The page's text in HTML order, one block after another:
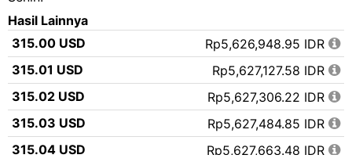
Hasil Lainnya
315.00 USD
Rp5,626,948.95 IDR
315.01 USD
Rp5,627,127.58 IDR
315.02 USD
Rp5,627,306.22 IDR
315.03 USD
Rp5,627,484.85 IDR
315.04 USD
Rp5,627,663.48 IDR